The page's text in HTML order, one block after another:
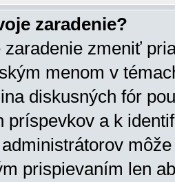
zaradenie?
zmeniť
menom v
diskusných fór
príspevkov a k
prispievaním len